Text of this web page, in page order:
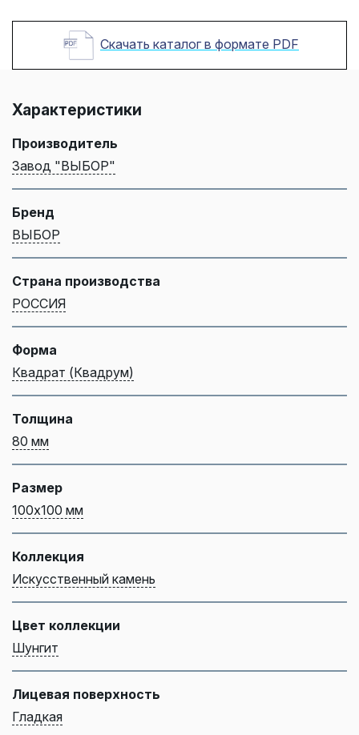
Скачать каталог в формате PDF
Характеристики
Производитель
Завод "ВЫБОР"
Бренд
ВЫБОР
Страна производства
РОССИЯ
Форма
Квадрат (Квадрум)
Толщина
80 мм
Размер
100х100 мм
Коллекция
Искусственный камень
Цвет коллекции
Шунгит
Лицевая поверхность
Гладкая